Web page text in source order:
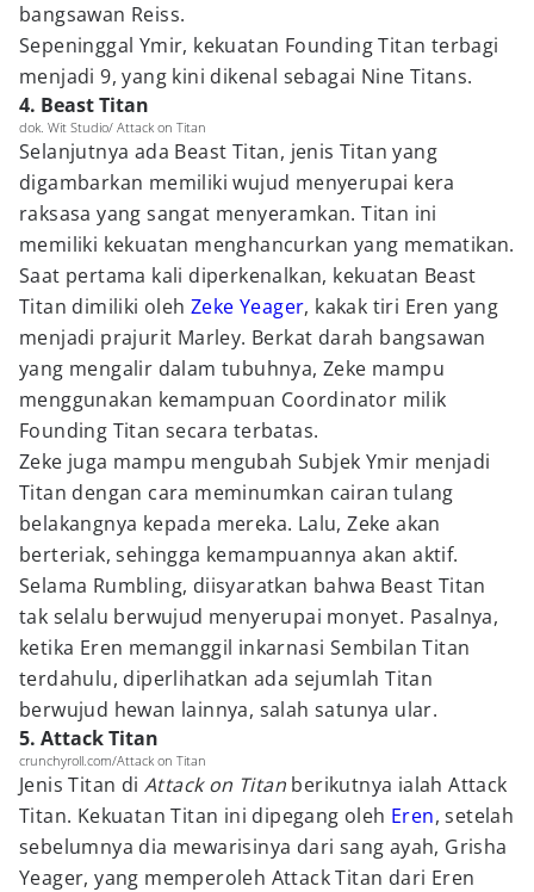
bangsawan Reiss.
Sepeninggal Ymir, kekuatan Founding Titan terbagi
menjadi 9, yang kini dikenal sebagai Nine Titans.
4. Beast Titan
dok. Wit Studio/ Attack on Titan
Selanjutnya ada Beast Titan, jenis Titan yang
digambarkan memiliki wujud menyerupai kera
raksasa yang sangat menyeramkan. Titan ini
memiliki kekuatan menghancurkan yang mematikan.
Saat pertama kali diperkenalkan, kekuatan Beast
Titan dimiliki oleh Zeke Yeager, kakak tiri Eren yang
menjadi prajurit Marley. Berkat darah bangsawan
yang mengalir dalam tubuhnya, Zeke mampu
menggunakan kemampuan Coordinator milik
Founding Titan secara terbatas.
Zeke juga mampu mengubah Subjek Ymir menjadi
Titan dengan cara meminumkan cairan tulang
belakangnya kepada mereka. Lalu, Zeke akan
berteriak, sehingga kemampuannya akan aktif.
Selama Rumbling, diisyaratkan bahwa Beast Titan
tak selalu berwujud menyerupai monyet. Pasalnya,
ketika Eren memanggil inkarnasi Sembilan Titan
terdahulu, diperlihatkan ada sejumlah Titan
berwujud hewan lainnya, salah satunya ular.
5. Attack Titan
crunchyroll.com/Attack on Titan
Jenis Titan di Attack on Titan berikutnya ialah Attack
Titan. Kekuatan Titan ini dipegang oleh Eren, setelah
sebelumnya dia mewarisinya dari sang ayah, Grisha
Yeager, yang memperoleh Attack Titan dari Eren